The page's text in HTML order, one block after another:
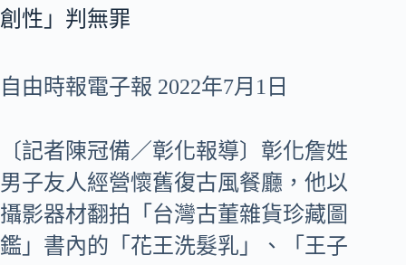
創性」判無罪
自由時報電子報 2022年7月1日
〔記者陳冠備／彰化報導〕彰化詹姓
男子友人經營懷舊復古風餐廳，他以
攝影器材翻拍「台灣古董雜貨珍藏圖
鑑」書內的「花王洗髮乳」、「王子